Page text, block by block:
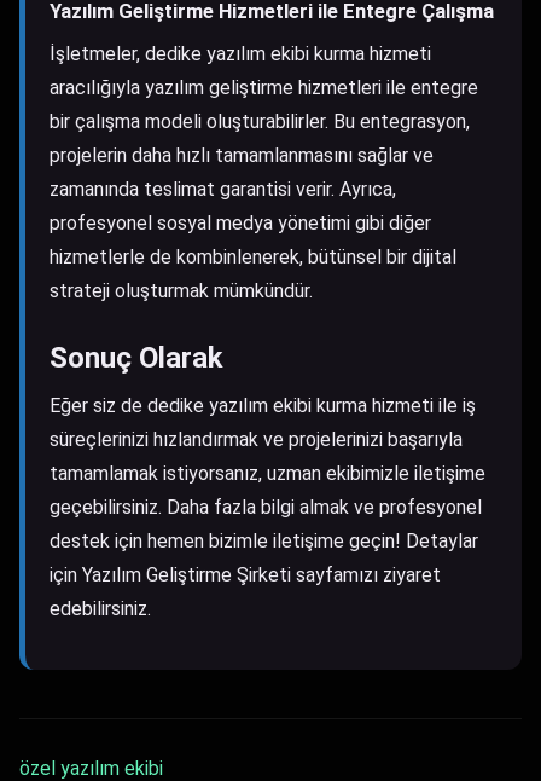
Yazılım Geliştirme Hizmetleri ile Entegre Çalışma
İşletmeler, dedike yazılım ekibi kurma hizmeti
aracılığıyla yazılım geliştirme hizmetleri ile entegre
bir çalışma modeli oluşturabilirler. Bu entegrasyon,
projelerin daha hızlı tamamlanmasını sağlar ve
zamanında teslimat garantisi verir. Ayrıca,
profesyonel sosyal medya yönetimi gibi diğer
hizmetlerle de kombinlenerek, bütünsel bir dijital
strateji oluşturmak mümkündür.
Sonuç Olarak
Eğer siz de dedike yazılım ekibi kurma hizmeti ile iş
süreçlerinizi hızlandırmak ve projelerinizi başarıyla
tamamlamak istiyorsanız, uzman ekibimizle iletişime
geçebilirsiniz. Daha fazla bilgi almak ve profesyonel
destek için hemen bizimle iletişime geçin! Detaylar
için Yazılım Geliştirme Şirketi​ sayfamızı ziyaret
edebilirsiniz.
özel yazılım ekibi